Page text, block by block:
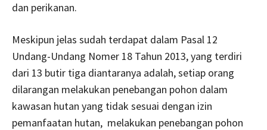
dan perikanan.
Meskipun jelas sudah terdapat dalam Pasal 12
Undang-Undang Nomer 18 Tahun 2013, yang terdiri
dari 13 butir tiga diantaranya adalah, setiap orang
dilarangan melakukan penebangan pohon dalam
kawasan hutan yang tidak sesuai dengan izin
pemanfaatan hutan, melakukan penebangan pohon